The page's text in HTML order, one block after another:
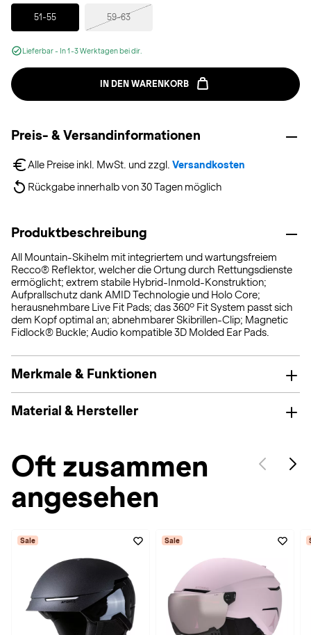
51-55
Selected
59-63
Lieferbar - In 1-3 Werktagen bei dir.
IN DEN WARENKORB
Preis- & Versandinformationen
Alle Preise inkl. MwSt. und zzgl. Versandkosten
Rückgabe innerhalb von 30 Tagen möglich
Produktbeschreibung
All Mountain-Skihelm mit integriertem und wartungsfreiem
Recco® Reflektor, welcher die Ortung durch Rettungsdienste
ermöglicht; extrem stabile Hybrid-Inmold-Konstruktion;
Aufprallschutz dank AMID Technologie und Holo Core;
herausnehmbare Live Fit Pads; das 360º Fit System passt sich
dem Kopf optimal an; abnehmbarer Skibrillen-Clip; Magnetic
Fidlock® Buckle; Audio kompatible 3D Molded Ear Pads.
Merkmale & Funktionen
Material & Hersteller
Oft zusammen
angesehen
Sale Sale